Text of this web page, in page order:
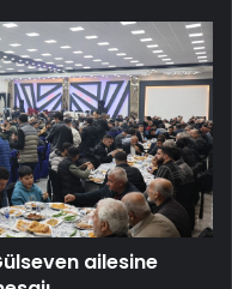
ailesine